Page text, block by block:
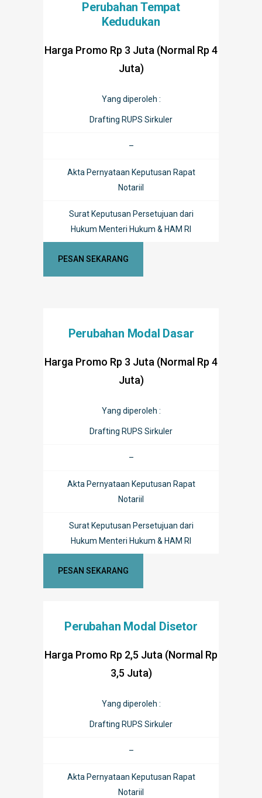
Perubahan Tempat
Kedudukan
Harga Promo Rp 3 Juta (Normal Rp 4
Juta)
Yang diperoleh :
Drafting RUPS Sirkuler
–
Akta Pernyataan Keputusan Rapat
Notariil
Surat Keputusan Persetujuan dari
Hukum Menteri Hukum & HAM RI
PESAN SEKARANG
Perubahan Modal Dasar
Harga Promo Rp 3 Juta (Normal Rp 4
Juta)
Yang diperoleh :
Drafting RUPS Sirkuler
–
Akta Pernyataan Keputusan Rapat
Notariil
Surat Keputusan Persetujuan dari
Hukum Menteri Hukum & HAM RI
PESAN SEKARANG
Perubahan Modal Disetor
Harga Promo Rp 2,5 Juta (Normal Rp
3,5 Juta)
Yang diperoleh :
Drafting RUPS Sirkuler
–
Akta Pernyataan Keputusan Rapat
Notariil